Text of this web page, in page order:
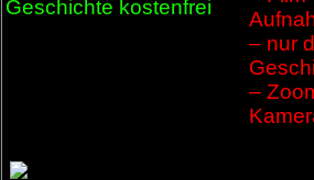
Geschichte kostenfrei
– nur
–